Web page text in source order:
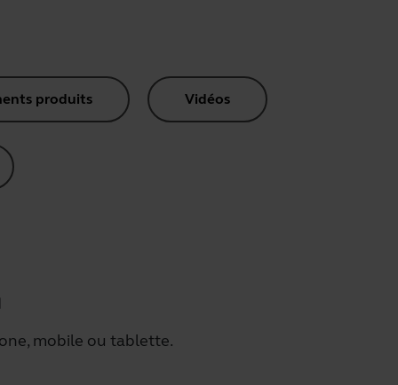
produits Vidéos
mobile ou tablette.